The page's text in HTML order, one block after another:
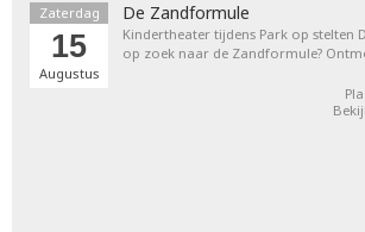
Zaterdag
15
Augustus
De Zandformule
Kindertheater tijdens Park op stelten
op zoek naar de Zandformule?